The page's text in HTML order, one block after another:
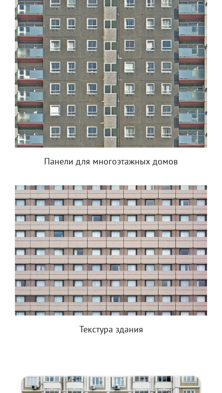
Панели для многоэтажных домов
Текстура здания